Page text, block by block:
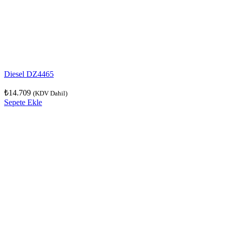
Diesel DZ4465
₺14.709 (KDV Dahil)
Sepete Ekle